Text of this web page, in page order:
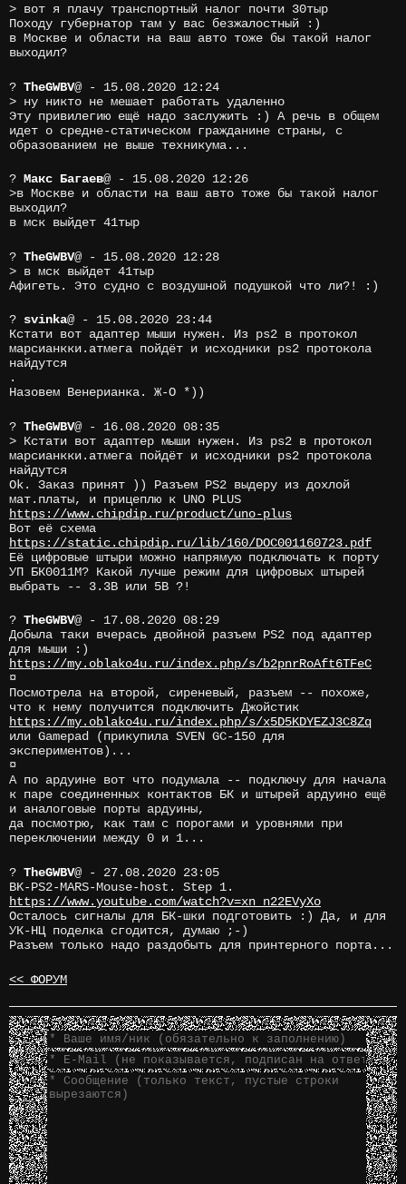
> вот я плачу транспортный налог почти 30тыр
Походу губернатор там у вас безжалостный :)
в Москве и области на ваш авто тоже бы такой налог
выходил?
? TheGWBV@ - 15.08.2020 12:24
> ну никто не мешает работать удаленно
Эту привилегию ещё надо заслужить :) А речь в общем
идет о средне-статическом гражданине страны, с
образованием не выше техникума...
? Макс Багаев@ - 15.08.2020 12:26
>в Москве и области на ваш авто тоже бы такой налог
выходил?
в мск выйдет 41тыр
? TheGWBV@ - 15.08.2020 12:28
> в мск выйдет 41тыр
Афигеть. Это судно с воздушной подушкой что ли?! :)
? svinka@ - 15.08.2020 23:44
Кстати вот адаптер мыши нужен. Из ps2 в протокол
марсианкки.атмега пойдёт и исходники ps2 протокола
найдутся
.
Назовем Венерианка. Ж-О *))
? TheGWBV@ - 16.08.2020 08:35
> Кстати вот адаптер мыши нужен. Из ps2 в протокол
марсианкки.атмега пойдёт и исходники ps2 протокола
найдутся
Ok. Заказ принят )) Разъем PS2 выдеру из дохлой
мат.платы, и прицеплю к UNO PLUS
https://www.chipdip.ru/product/uno-plus
Вот её схема
https://static.chipdip.ru/lib/160/DOC001160723.pdf
Её цифровые штыри можно напрямую подключать к порту
УП БК0011М? Какой лучше режим для цифровых штырей
выбрать -- 3.3В или 5В ?!
? TheGWBV@ - 17.08.2020 08:29
Добыла таки вчерась двойной разъем PS2 под адаптер
для мыши :)
https://my.oblako4u.ru/index.php/s/b2pnrRoAft6TFeC
¤
Посмотрела на второй, сиреневый, разъем -- похоже,
что к нему получится подключить Джойстик
https://my.oblako4u.ru/index.php/s/x5D5KDYEZJ3C8Zq
или Gamepad (прикупила SVEN GC-150 для
экспериментов)...
¤
А по ардуине вот что подумала -- подключу для начала
к паре соединенных контактов БК и штырей ардуино ещё
и аналоговые порты ардуины,
да посмотрю, как там с порогами и уровнями при
переключении между 0 и 1...
? TheGWBV@ - 27.08.2020 23:05
BK-PS2-MARS-Mouse-host. Step 1.
https://www.youtube.com/watch?v=xn_n22EVyXo
Осталось сигналы для БК-шки подготовить :) Да, и для
УК-НЦ поделка сгодится, думаю ;-)
Разъем только надо раздобыть для принтерного порта...
<< ФОРУМ